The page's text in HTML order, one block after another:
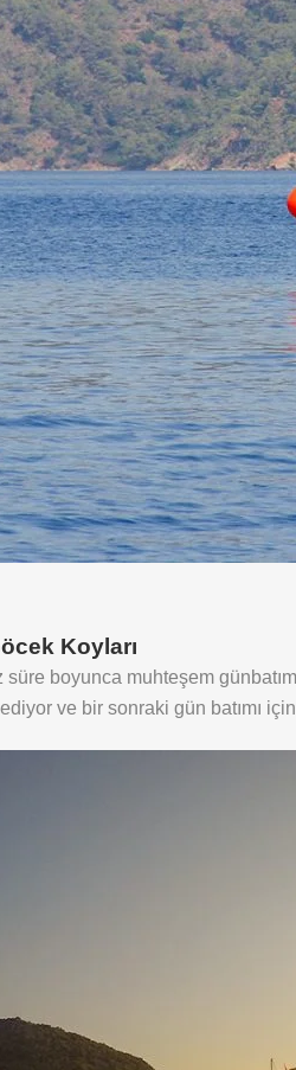
Koyları
süre boyunca muhteşem
ve bir sonraki gün batımı